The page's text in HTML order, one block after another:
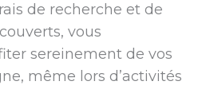
de recherche et de
vous
sereinement de vos
même lors d’activités